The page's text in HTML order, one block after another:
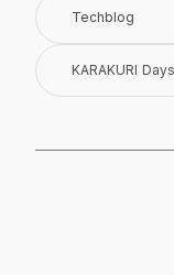
Techblog
KARAKURI Days